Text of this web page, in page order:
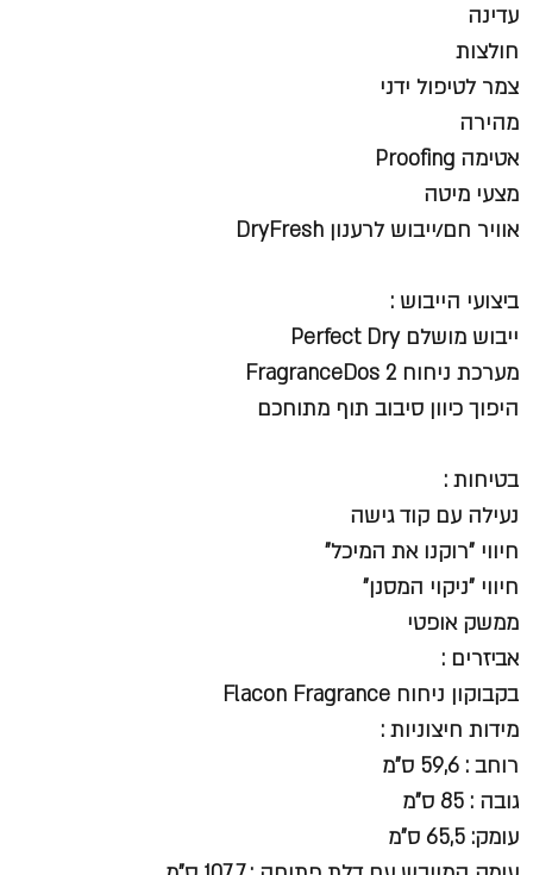
עדינה
חולצות
צמר לטיפול ידני
מהירה
אטימה Proofing
מצעי מיטה
אוויר חם/ייבוש לרענון DryFresh
ביצועי הייבוש :
ייבוש מושלם Perfect Dry
מערכת ניחוח 2 FragranceDos
היפוך כיוון סיבוב תוף מתוחכם
בטיחות :
נעילה עם קוד גישה
חיווי "רוקנו את המיכל"
חיווי "ניקוי המסנן"
ממשק אופטי
אביזרים :
בקבוקון ניחוח Flacon Fragrance
מידות חיצוניות :
רוחב : 59,6 ס"מ
גובה : 85 ס"מ
עומק: 65,5 ס"מ